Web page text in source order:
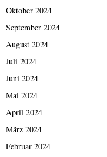
Oktober 2024
September 2024
August 2024
Juli 2024
Juni 2024
Mai 2024
April 2024
März 2024
Februar 2024